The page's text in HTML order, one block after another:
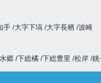
手 大字下塙 大字長栖 波崎
水郷 下総橘 下総豊里 松岸 銚